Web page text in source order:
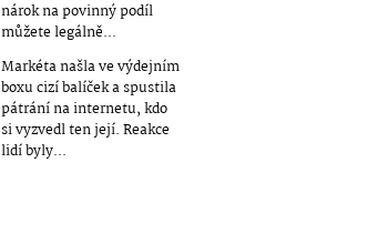
nárok na povinný podíl
můžete legálně...
Markéta našla ve výdejním
boxu cizí balíček a spustila
pátrání na internetu, kdo
si vyzvedl ten její. Reakce
lidí byly...